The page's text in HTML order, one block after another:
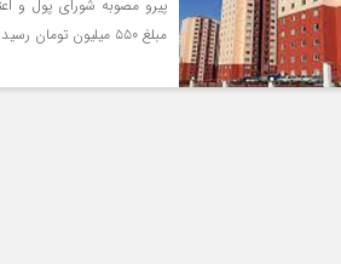
پیرو مصوبه شورای پول و
مبلغ ۵۵۰ میلیون تومان رسیده است.